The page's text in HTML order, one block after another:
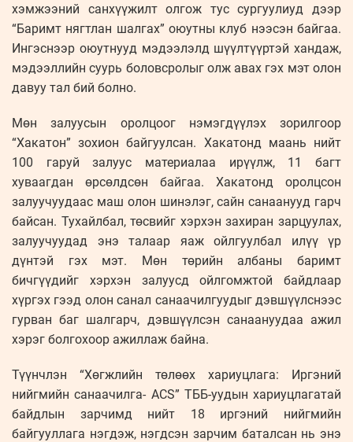
хэмжээний санхүүжилт олгож тус сургуулиуд дээр
“Баримт нягтлан шалгах” оюутны клуб нээсэн байгаа.
Ингэснээр оюутнууд мэдээлэлд шүүлтүүртэй хандаж,
мэдээллийн суурь боловсролыг олж авах гэх мэт олон
давуу тал бий болно.
Мөн залуусын оролцоог нэмэгдүүлэх зорилгоор
“Хакатон” зохион байгуулсан. Хакатонд маань нийт
100 гаруй залуус материалаа ирүүлж, 11 багт
хуваагдан өрсөлдсөн байгаа. Хакатонд оролцсон
залуучуудаас маш олон шинэлэг, сайн санаанууд гарч
байсан. Тухайлбал, төсвийг хэрхэн захиран зарцуулах,
залуучуудад энэ талаар яаж ойлгуулбал илүү үр
дүнтэй гэх мэт. Мөн төрийн албаны баримт
бичгүүдийг хэрхэн залуусд ойлгомжтой байдлаар
хүргэх гээд олон санал санаачилгуудыг дэвшүүлснээс
гурван баг шалгарч, дэвшүүлсэн санаануудаа ажил
хэрэг болгохоор ажиллаж байна.
Түүнчлэн “Хөгжлийн төлөөх хариуцлага: Иргэний
нийгмийн санаачилга- ACS” ТББ-уудын хариуцлагатай
байдлын зарчимд нийт 18 иргэний нийгмийн
байгууллага нэгдэж, нэгдсэн зарчим баталсан нь энэ